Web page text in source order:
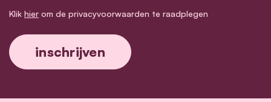
Klik hier om de privacyvoorwaarden te raadplegen